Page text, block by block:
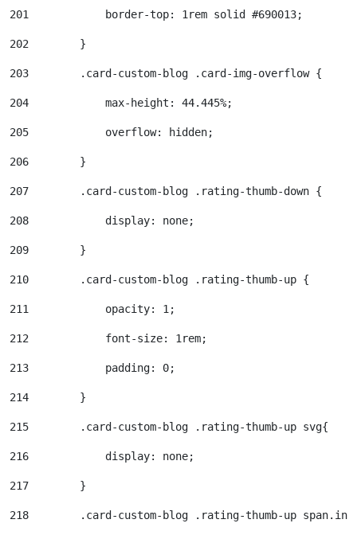
201
            border-top: 1rem solid #690013;
202
        }
203
        .card-custom-blog .card-img-overflow {
204
            max-height: 44.445%;
205
            overflow: hidden;
206
        }
207
        .card-custom-blog .rating-thumb-down {
208
            display: none;
209
        }
210
        .card-custom-blog .rating-thumb-up {
211
            opacity: 1;
212
            font-size: 1rem;
213
            padding: 0;
214
        }
215
        .card-custom-blog .rating-thumb-up svg{
216
            display: none;
217
        }
218
.card-custom-blog .rating-thumb-up